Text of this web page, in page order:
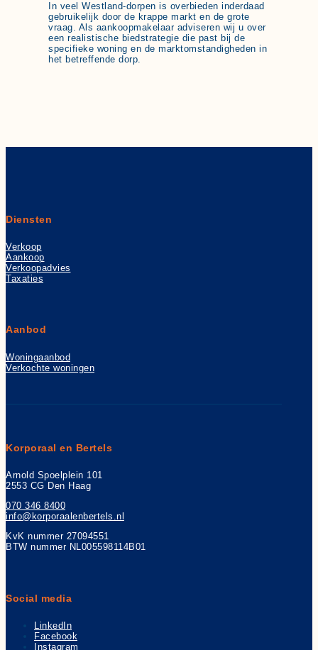
In veel Westland-dorpen is overbieden inderdaad
gebruikelijk door de krappe markt en de grote
vraag. Als aankoopmakelaar adviseren wij u over
een realistische biedstrategie die past bij de
specifieke woning en de marktomstandigheden in
het betreffende dorp.
Diensten
Verkoop
Aankoop
Verkoopadvies
Taxaties
Aanbod
Woningaanbod
Verkochte woningen
Korporaal en Bertels
Arnold Spoelplein 101
2553 CG Den Haag
070 346 8400
info@korporaalenbertels.nl
KvK nummer 27094551
BTW nummer NL005598114B01
Social media
LinkedIn
Facebook
Instagram